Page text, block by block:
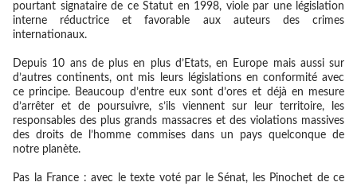
pourtant signataire de ce Statut en 1998, viole par une législation
interne réductrice et favorable aux auteurs des crimes
internationaux.
Depuis 10 ans de plus en plus d’Etats, en Europe mais aussi sur
d’autres continents, ont mis leurs législations en conformité avec
ce principe. Beaucoup d’entre eux sont d’ores et déjà en mesure
d’arrêter et de poursuivre, s’ils viennent sur leur territoire, les
responsables des plus grands massacres et des violations massives
des droits de l’homme commises dans un pays quelconque de
notre planète.
Pas la France : avec le texte voté par le Sénat, les Pinochet de ce